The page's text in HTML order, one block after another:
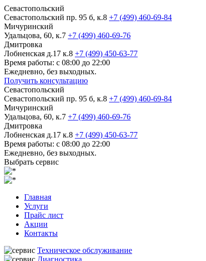
Севастопольский
Севастопольский пр. 95 б, к.8 +7 (499) 460-69-84
Мичуринский
Удальцова, 60, к.7 +7 (499) 460-69-76
Дмитровка
Лобненская д.17 к.8 +7 (499) 450-63-77
Время работы: с 08:00 до 22:00
Ежедневно, без выходных.
Получить консультацию
Севастопольский
Севастопольский пр. 95 б, к.8 +7 (499) 460-69-84
Мичуринский
Удальцова, 60, к.7 +7 (499) 460-69-76
Дмитровка
Лобненская д.17 к.8 +7 (499) 450-63-77
Время работы: с 08:00 до 22:00
Ежедневно, без выходных.
Выбрать сервис
Главная
Услуги
Прайс лист
Акции
Контакты
Техническое обслуживание
Диагностика